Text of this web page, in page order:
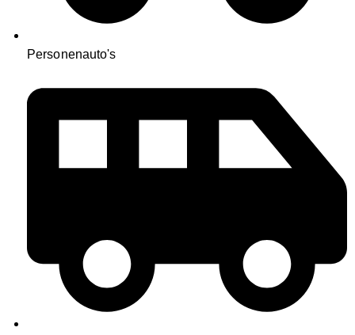
Personenauto's